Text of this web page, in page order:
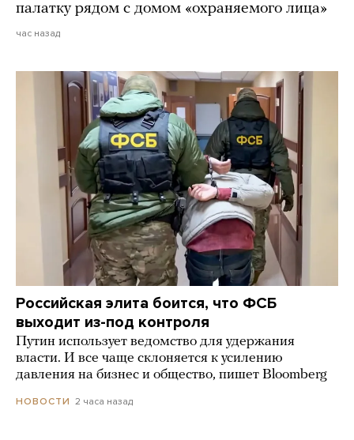
палатку рядом с домом «охраняемого лица»
час назад
Российская элита боится, что ФСБ
выходит из-под контроля
Путин использует ведомство для удержания
власти. И все чаще склоняется к усилению
давления на бизнес и общество, пишет Bloomberg
НОВОСТИ 2 часа назад